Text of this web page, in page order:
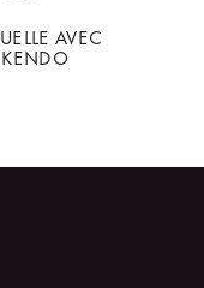
AVEC